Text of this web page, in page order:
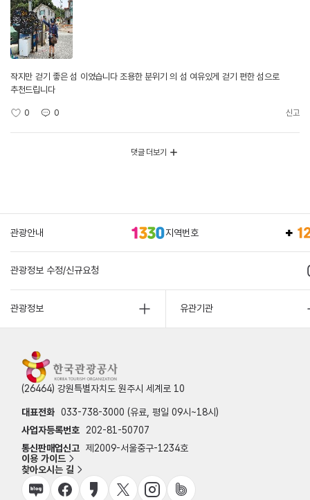
작지만 걷기 좋은 섬 이였습니다 조용한 분위기 의 섬 여유있게 걷기 편한 섬으로
추천드립니다
0 0 신고
댓글 더보기
관광안내 지역번호
관광정보 수정/신규요청
관광정보 유관기관
(26464) 강원특별자치도 원주시 세계로 10
대표전화 033-738-3000 (유료, 평일 09시~18시)
사업자등록번호
202-81-50707
통신판매업신고 제2009-서울중구-1234호
이용 가이드
찾아오시는 길